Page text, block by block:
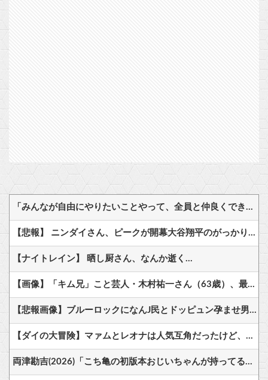
「みんなが自由にやりたいことやって、全員と仲良くできる。そんな世界を作るために、これからも頑張るよ！」オーガスト・あいミス『ヴァレリア』の深憶聖装『宿業に叛する吸血女帝』
【悲報】 ニンダイさん、ピークが開幕大谷翔平のがっかりダイレクトだったと言われてしまう
【ナイトレイン】 晒し厨さん、なんか逝く…
【画像】「キム兄」こと芸人・木村祐一さん（63歳）、最新の松本人志さんとのツーショットが完全に別人だとネット騒然！ 「マジで誰かわからん」「激ヤセしてイケおじに」
【悲報画像】ブルーロックになんJ民とドッピュン孕ませ男登場www
【ダイの大冒険】マァムとレオナは人気互角だったけど、どっち派？
両津勘吉(2026)「こち亀の初版本おじいちゃんが持ってるかもしれないよ！内容は変わらないからね！」